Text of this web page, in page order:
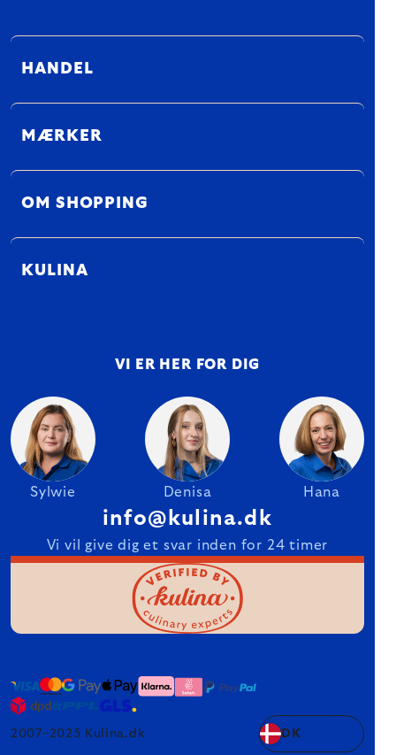
HANDEL
MÆRKER
OM SHOPPING
KULINA
VI ER HER FOR DIG
Sylwie Denisa Hana
info@kulina.dk
Vi vil give dig et svar inden for 24 timer
2007–2025 Kulina.dk DK